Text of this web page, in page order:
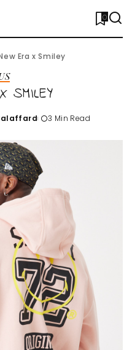
0
Era x Smiley
SMILEY
3 Min Read